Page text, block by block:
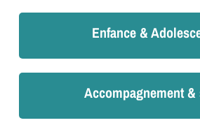
Enfance &
Accompagnement